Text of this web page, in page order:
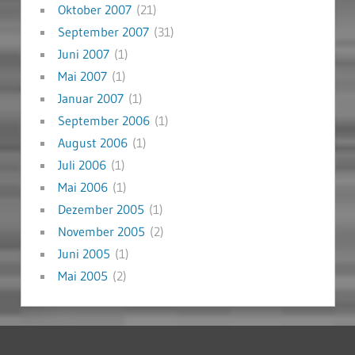
Oktober 2007(21)
September 2007(31)
Juni 2007(1)
Mai 2007(1)
Januar 2007(1)
September 2006(1)
August 2006(1)
Juli 2006(1)
Mai 2006(1)
Dezember 2005 (1)
November 2005 (2)
Juni 2005 (1)
Mai 2005 (2)